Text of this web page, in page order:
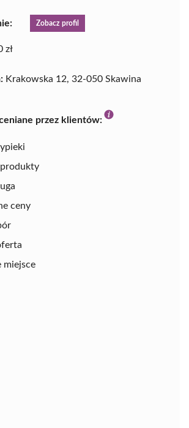
Zobacz profil
zł
Krakowska 12, 32-050 Skawina
przez klientów:
ceny
miejsce